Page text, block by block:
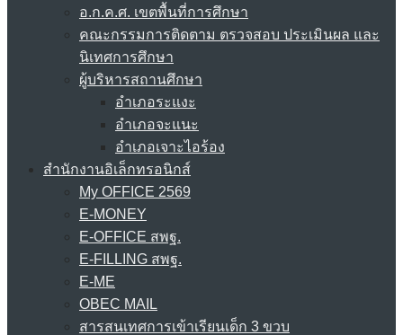
อ.ก.ค.ศ. เขตพื้นที่การศึกษา
คณะกรรมการติดตาม ตรวจสอบ ประเมินผล และ
นิเทศการศึกษา
ผู้บริหารสถานศึกษา
อำเภอระแงะ
อำเภอจะแนะ
อำเภอเจาะไอร้อง
สำนักงานอิเล็กทรอนิกส์
My OFFICE 2569
E-MONEY
E-OFFICE สพฐ.
E-FILLING สพฐ.
E-ME
OBEC MAIL
สารสนเทศการเข้าเรียนเด็ก 3 ขวบ